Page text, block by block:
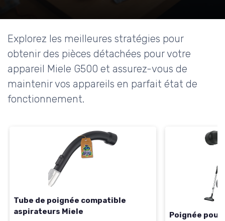
Explorez les meilleures stratégies pour
obtenir des pièces détachées pour votre
appareil Miele G500 et assurez-vous de
maintenir vos appareils en parfait état de
fonctionnement.
Tube de poignée compatible
aspirateurs Miele
Poignée